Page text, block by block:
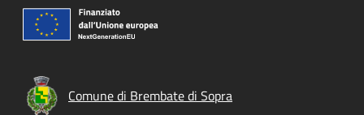
Comune di Brembate di Sopra